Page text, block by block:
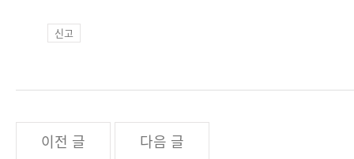
신고
이전 글 다음 글